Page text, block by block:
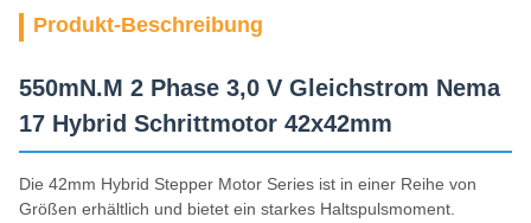
Produkt-Beschreibung
550mN.M 2 Phase 3,0 V Gleichstrom Nema
17 Hybrid Schrittmotor 42x42mm
Die 42mm Hybrid Stepper Motor Series ist in einer Reihe von
Größen erhältlich und bietet ein starkes Haltspulsmoment.